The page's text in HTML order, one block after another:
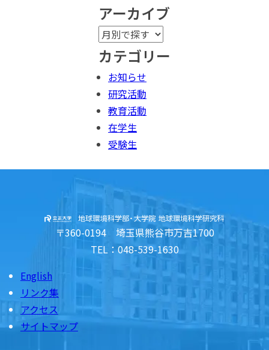
アーカイブ
カテゴリー
お知らせ
研究活動
教育活動
在学生
受験生
〒360-0194 埼玉県熊谷市万吉1700
TEL：048-539-1630
English
リンク集
アクセス
サイトマップ